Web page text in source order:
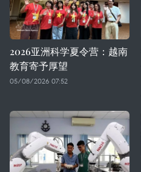
2026亚洲科学夏令营：越南
教育寄予厚望
05/08/2026 07:52